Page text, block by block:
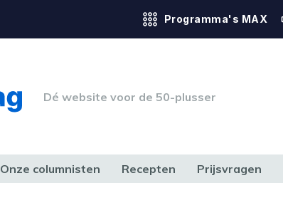
Programma's MAX
Dé website voor de 50-plusser
Onze columnisten Recepten Prijsvragen